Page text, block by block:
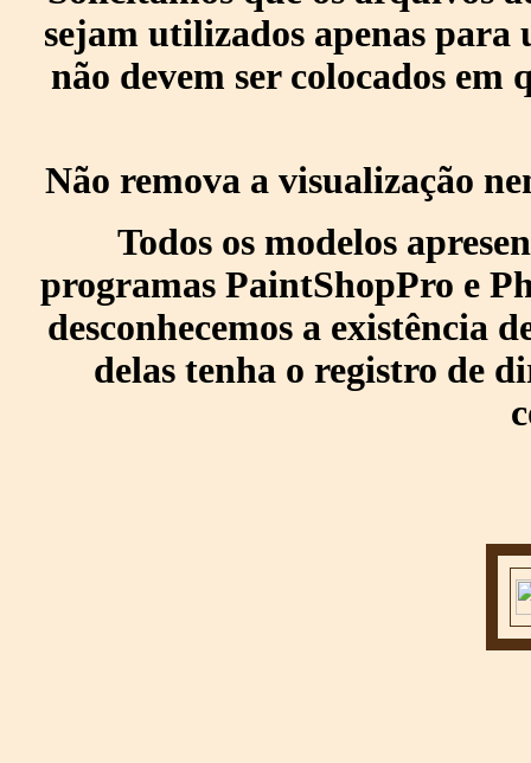
sejam utilizados apenas para
não devem ser colocados
Não remova a visualização
Todos os modelos
programas PaintShopPro e
desconhecemos a existência
delas tenha o registro de